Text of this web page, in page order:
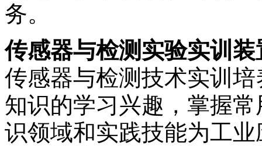
务。
传感器与检测实验实训
传感器与检测技术实训
知识的学习兴趣，掌握
识领域和实践技能为工